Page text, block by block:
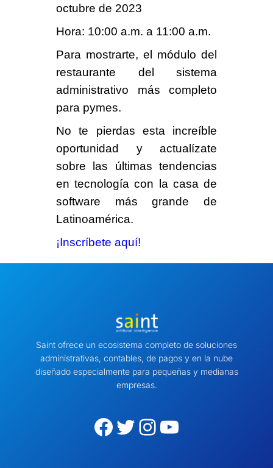
octubre de 2023
Hora: 10:00 a.m. a 11:00 a.m.
Para mostrarte, el módulo del
restaurante del sistema
administrativo más completo
para pymes.
No te pierdas esta increíble
oportunidad
y actualízate
sobre las últimas tendencias
en tecnología con lacasa de
software más grande de
Latinoamérica.
¡Inscríbete aquí!
Saint ofrece un ecosistema completo de soluciones
administrativas, contables, de pagos y en la nube
diseñado especialmente para pequeñas y medianas
empresas.
Facebook Twitter Instagram YouTube